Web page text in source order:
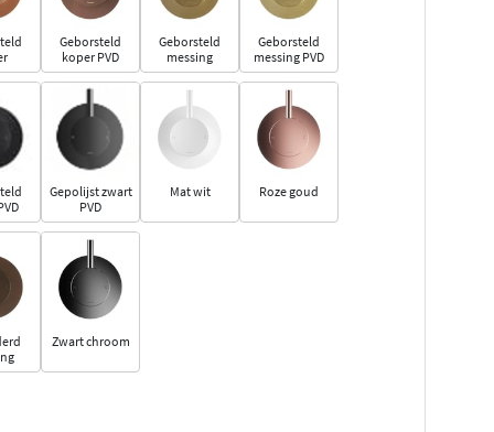
Geborsteld
koper PVD
Geborsteld
messing
Geborsteld
messing PVD
Gepolijst zwart
PVD
Mat wit Roze goud
Zwart chroom